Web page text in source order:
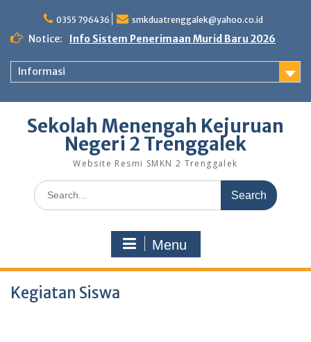
content
0355 796436 smkduatrenggalek@yahoo.co.id
Notice: Info Sistem Penerimaan Murid Baru 2026
Informasi
Sekolah Menengah Kejuruan
Negeri 2 Trenggalek
Website Resmi SMKN 2 Trenggalek
Search
for:
Menu
Kegiatan Siswa